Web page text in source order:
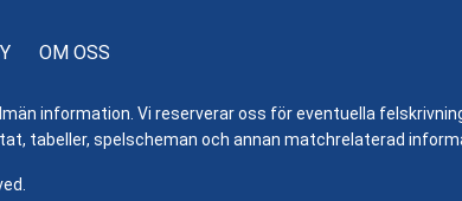
OM OSS
information. Vi reserverar oss för eventuella
tabeller, spelscheman och annan matchrelaterad